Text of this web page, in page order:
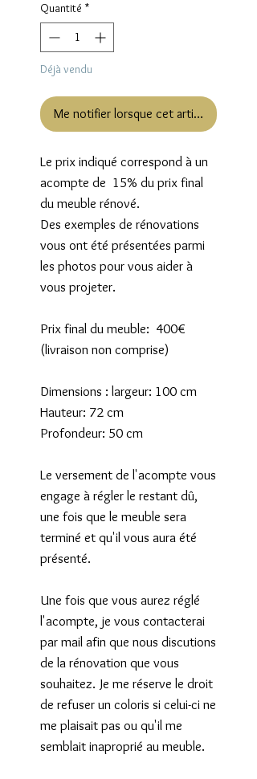
Quantité *
Déjà vendu
Me notifier lorsque cet article est
Le prix indiqué correspond à un
acompte de  15% du prix final
du meuble rénové.
Des exemples de rénovations
vous ont été présentées parmi
les photos pour vous aider à
vous projeter.
Prix final du meuble:  400€
(livraison non comprise)
Dimensions : largeur: 100 cm
Hauteur: 72 cm
Profondeur: 50 cm
Le versement de l'acompte vous
engage à régler le restant dû,
une fois que le meuble sera
terminé et qu'il vous aura été
présenté.
Une fois que vous aurez réglé
l'acompte, je vous contacterai
par mail afin que nous discutions
de la rénovation que vous
souhaitez. Je me réserve le droit
de refuser un coloris si celui-ci ne
me plaisait pas ou qu'il me
semblait inaproprié au meuble.